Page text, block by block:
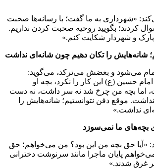
«شهرداری به ما گفت؛ با رسانه‌ها صحبت
کردند؛ بگویید روحیه صحبت کردن نداریم.
و شهردار شکایت‌ کنم.»
شانه‌هایش را تکان دهیم چون شانه‌ای نداشت
می‌شود و بغضش می‌ترکد، می‌گوید:
حسین (ع) این کار را نکرد، بچه او
اما بچه من چرخ شد نه سر داشت، نه دست
موقع دفن نتوانستیم؛ شانه‌هایش را
نداشت.»
ما نمی‌سوزد
«آیا حق بچه من این بود؟ من می‌خواهم؛ حق
پایان ماجرا مانند سرنوشت دخترانی
غرق شدند.»